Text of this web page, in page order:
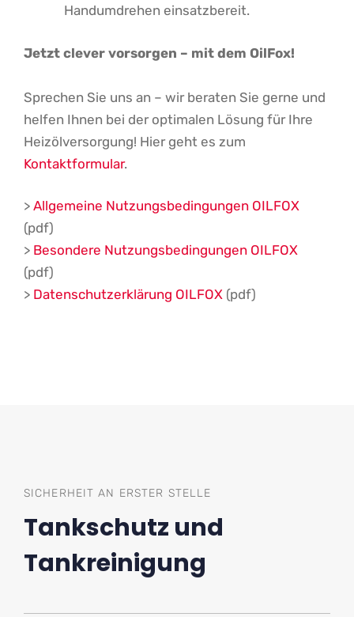
Handumdrehen einsatzbereit.
Jetzt clever vorsorgen – mit dem OilFox!
Sprechen Sie uns an – wir beraten Sie gerne und
helfen Ihnen bei der optimalen Lösung für Ihre
Heizölversorgung! Hier geht es zum
Kontaktformular.
> Allgemeine Nutzungsbedingungen OILFOX
(pdf)
> Besondere Nutzungsbedingungen OILFOX
(pdf)
> Datenschutzerklärung OILFOX (pdf)
SICHERHEIT AN ERSTER STELLE
Tankschutz und
Tankreinigung